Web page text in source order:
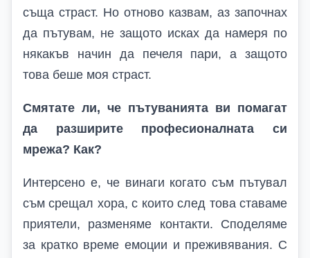
съща страст. Но отново казвам, аз започнах
да пътувам, не защото исках да намеря по
някакъв начин да печеля пари, а защото
това беше моя страст.
Смятате ли, че пътуванията ви помагат
да разширите професионалната си
мрежа? Как?
Интерсено е, че винаги когато съм пътувал
съм срещал хора, с които след това ставаме
приятели, разменяме контакти. Споделяме
за кратко време емоции и преживявания. С